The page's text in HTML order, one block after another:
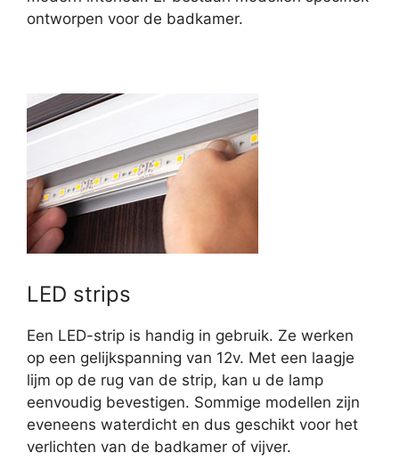
ontworpen voor de badkamer.
LED strips
Een LED-strip is handig in gebruik. Ze werken
op een gelijkspanning van 12v. Met een laagje
lijm op de rug van de strip, kan u de lamp
eenvoudig bevestigen. Sommige modellen zijn
eveneens waterdicht en dus geschikt voor het
verlichten van de badkamer of vijver.